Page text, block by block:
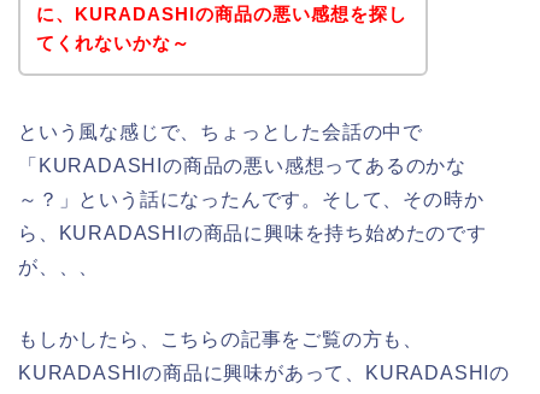
に、KURADASHIの商品の悪い感想を探し
てくれないかな～
という風な感じで、ちょっとした会話の中で
「KURADASHIの商品の悪い感想ってあるのかな
～？」という話になったんです。そして、その時か
ら、KURADASHIの商品に興味を持ち始めたのです
が、、、
もしかしたら、こちらの記事をご覧の方も、
KURADASHIの商品に興味があって、KURADASHIの